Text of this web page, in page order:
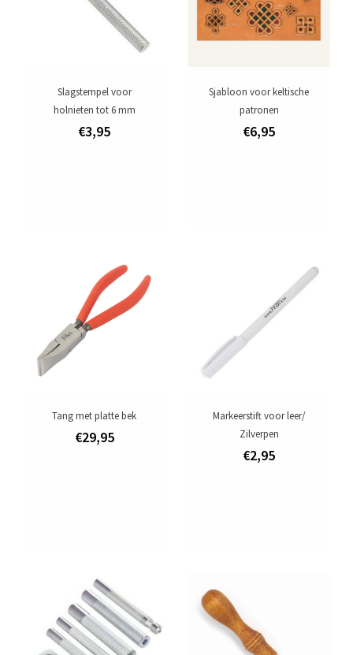
Slagstempel voor
holnieten tot 6 mm
€3,95
Sjabloon voor keltische
patronen
€6,95
Tang met platte bek
€29,95
Markeerstift voor leer/
Zilverpen
€2,95